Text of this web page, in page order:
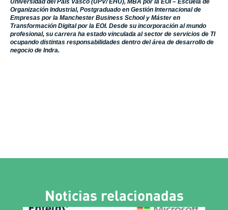
Universidad del País Vasco (UPV/ EHU), MBA por la EOI – Escuela de
Organización Industrial, Postgraduado en Gestión Internacional de
Empresas por la Manchester Business School y Máster en
Transformación Digital por la EOI. Desde su incorporación al mundo
profesional, su carrera ha estado vinculada al sector de servicios de TI
ocupando distintas responsabilidades dentro del área de desarrollo de
negocio de Indra.
Noticias relacionadas